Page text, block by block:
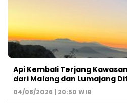
Api Kembali Terjang
dari Malang dan Lumajang
04/08/2026 | 20:50 WIB